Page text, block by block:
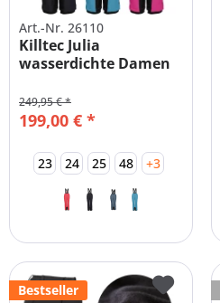
Art.-Nr. 26110
Killtec Julia
wasserdichte Damen
199,00 € *
249,95 € *
23 24 25 48 +3
Bestseller